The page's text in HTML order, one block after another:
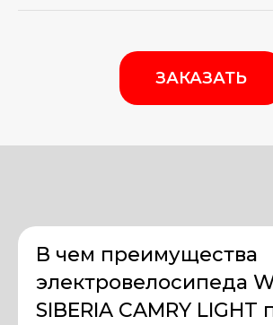
ЗАКАЗАТЬ
В чем преимущества
электровелосипеда
SIBERIA CAMRY LIGHT